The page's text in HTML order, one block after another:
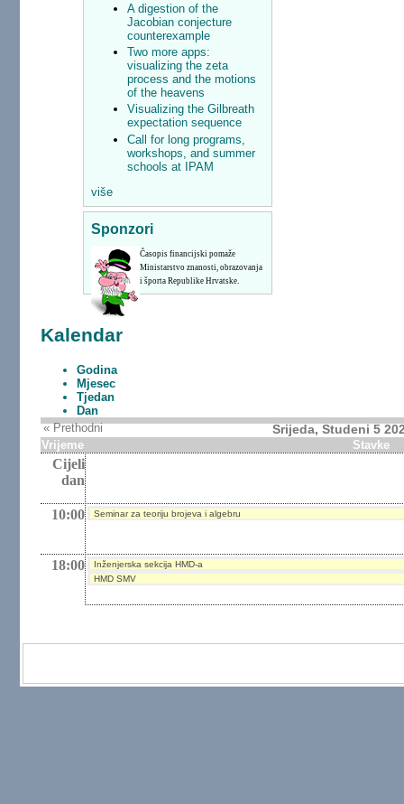
A digestion of the
Jacobian conjecture
counterexample
Two more apps:
visualizing the zeta
process and the motions
of the heavens
Visualizing the Gilbreath
expectation sequence
Call for long programs,
workshops, and summer
schools at IPAM
više
Sponzori
Časopis financijski pomaže
Ministarstvo znanosti, obrazovanja
i športa Republike Hrvatske.
Kalendar
Godina
Mjesec
Tjedan
Dan
« Prethodni
Srijeda, Studeni 5
Vrijeme Stavke
Cijeli
dan
10:00 Seminar za teoriju brojeva i algebru
18:00
Inženjerska sekcija HMD-a
HMD SMV